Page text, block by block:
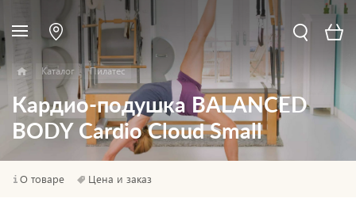
Каталог Пилатес
Кардио-подушка BALANCED
BODY Cardio Cloud Small
О товаре Цена и заказ